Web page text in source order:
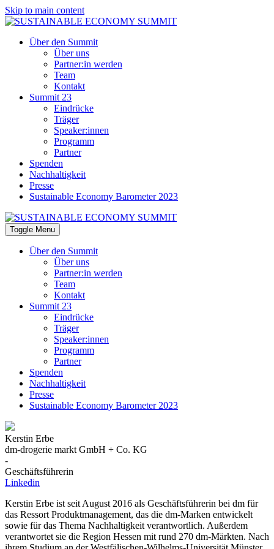
Skip to main content
Über den Summit
Über uns
Partner:in werden
Team
Kontakt
Summit 23
Eindrücke
Träger
Speaker:innen
Programm
Partner
Spenden
Nachhaltigkeit
Presse
Sustainable Economy Barometer 2023
Toggle Menu
Über den Summit
Über uns
Partner:in werden
Team
Kontakt
Summit 23
Eindrücke
Träger
Speaker:innen
Programm
Partner
Spenden
Nachhaltigkeit
Presse
Sustainable Economy Barometer 2023
Kerstin Erbe
dm-drogerie markt GmbH + Co. KG
-
Geschäftsführerin
Linkedin
Kerstin Erbe ist seit August 2016 als Geschäftsführerin bei dm für
das Ressort Produktmanagement, das die dm-Marken entwickelt
sowie für das Thema Nachhaltigkeit verantwortlich. Außerdem
verantwortet sie die Region Hessen mit rund 270 dm-Märkten. Nach